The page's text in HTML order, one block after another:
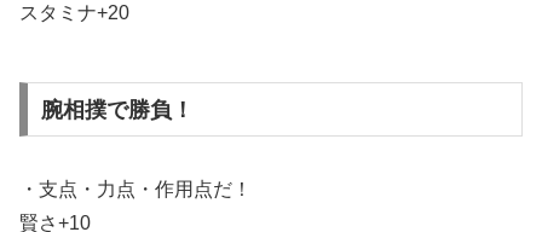
スタミナ+20
腕相撲で勝負！
・支点・力点・作用点だ！
賢さ+10